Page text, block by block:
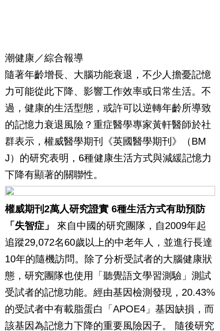
潮健康／綜合報導
隨著年齡增長、大腦功能衰退，不少人擔憂記憶
力可能從此下降、影響工作效率或日常生活。不
過，健康的生活型態，或許可以逆轉年齡所導致
的記憶力衰退風險？重症醫學專家黃軒醫師於社
群表示，權威醫學期刊《英國醫學期刊》（BM
J）的研究表明，6種健康生活方式與減緩記憶力
下降有顯著的關聯性。
權威期刊2萬人研究證實 6種生活方式有助預防
「失智症」 來自中國的研究團隊，自2009年起
追蹤29,072名60歲以上的中老年人，並進行長達
10年的隨機訪問。除了分析受試者的大腦健康狀
態，研究團隊也使用「聽覺語文學習測驗」測試
受試者的記憶功能。經由基因檢測發現，20.43%
的受試者中有載脂蛋白「APOE4」基因缺損，而
該基因為記憶力下降的重要風險因子。 隨後研究